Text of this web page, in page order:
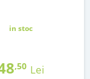
in stoc
,50 Lei